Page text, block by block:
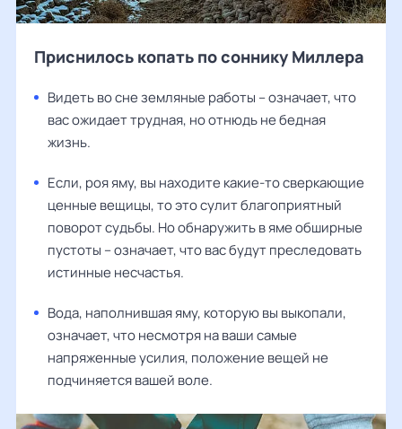
Приснилось копать по соннику Миллера
Видеть во сне земляные работы – означает, что
вас ожидает трудная, но отнюдь не бедная
жизнь.
Если, роя яму, вы находите какие-то сверкающие
ценные вещицы, то это сулит благоприятный
поворот судьбы. Но обнаружить в яме обширные
пустоты – означает, что вас будут преследовать
истинные несчастья.
Вода, наполнившая яму, которую вы выкопали,
означает, что несмотря на ваши самые
напряженные усилия, положение вещей не
подчиняется вашей воле.